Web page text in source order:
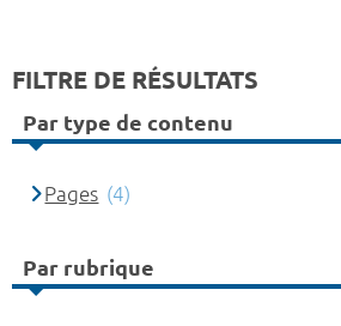
FILTRE DE RÉSULTATS
Par type de contenu
Pages (4)
Par rubrique